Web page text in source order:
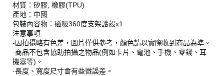
材質：矽膠, 橡膠(TPU)
產地：中國
包裝內容物：磁吸360度支架護殼x1
注意事項
-因拍攝略有色差，圖片僅供參考，顏色請以實際收到商品為準。
-商品不包含協助拍攝之物品(例如卡片、電池、手機、零錢、耳
機塞等)。
-長度、寬度尺寸會有些微誤差。